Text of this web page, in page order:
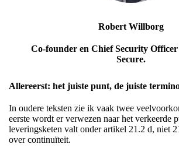
Robert Willborg
Co-founder en Chief Security
Secure.
Allereerst: het juiste punt, de juiste
In oudere teksten zie ik vaak twee
eerste wordt er verwezen naar het verkeerde
leveringsketen valt onder artikel 21.2 d, niet
over continuïteit.